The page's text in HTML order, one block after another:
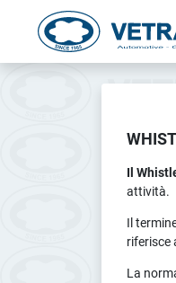
Il
attività.
Il
riferisce
La